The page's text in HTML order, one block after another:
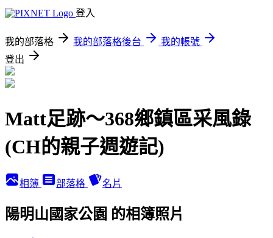
登入
我的部落格 我的部落格後台
我的帳號
登出
Matt足跡～368鄉鎮區采風錄
(CH的親子週遊記)
相簿 部落格 名片
陽明山國家公園 的相簿照片